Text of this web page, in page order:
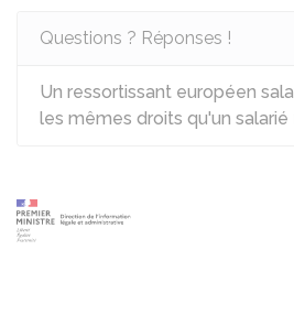
Questions ? Réponses !
Un ressortissant européen
les mêmes droits qu'un salarié